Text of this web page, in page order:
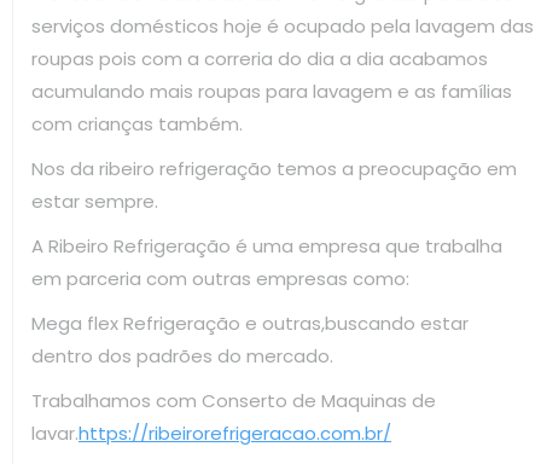
serviços domésticos hoje é ocupado pela lavagem das
roupas pois com a correria do dia a dia acabamos
acumulando mais roupas para lavagem e as famílias
com crianças também.
Nos da ribeiro refrigeração temos a preocupação em
estar sempre.
A Ribeiro Refrigeração é uma empresa que trabalha
em parceria com outras empresas como:
Mega flex Refrigeração e outras,buscando estar
dentro dos padrões do mercado.
Trabalhamos com Conserto de Maquinas de
lavar.https://ribeirorefrigeracao.com.br/